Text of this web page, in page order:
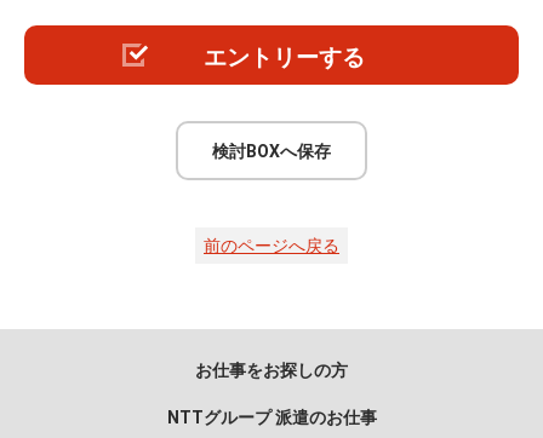
エントリーする
検討BOXへ保存
前のページへ戻る
お仕事をお探しの方
NTTグループ 派遣のお仕事